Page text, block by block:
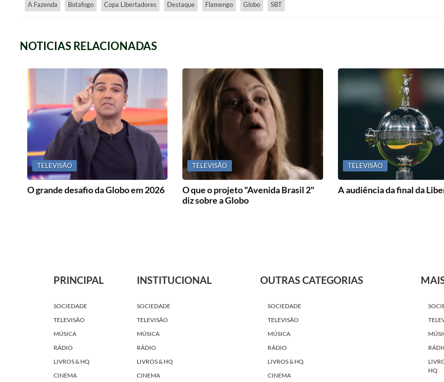
A Fazenda Botafogo Copa Libertadores Destaque Flamengo Globo SBT
NOTICIAS RELACIONADAS
TELEVISÃO
O grande desafio da Globo em 2026
TELEVISÃO
O que o projeto "Avenida Brasil 2"
diz sobre a Globo
TELEVISÃO
A audiência da final da
PRINCIPAL
SOCIEDADE
TELEVISÃO
MÚSICA
RÁDIO
LIVROS & HQ
CINEMA
INSTITUCIONAL
SOCIEDADE
TELEVISÃO
MÚSICA
RÁDIO
LIVROS & HQ
CINEMA
OUTRAS CATEGORIAS
SOCIEDADE
TELEVISÃO
MÚSICA
RÁDIO
LIVROS & HQ
CINEMA
HQ